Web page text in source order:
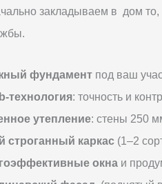
закладываем в дом то,
фундамент под ваш
технология: точность и
утепление: стены 250
строганный каркас (1–2
окна и